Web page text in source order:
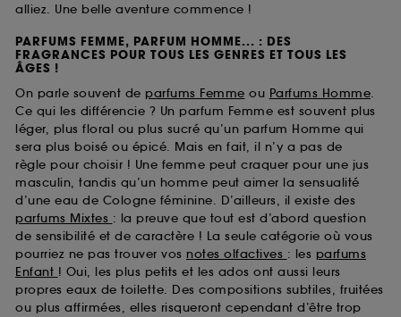
alliez. Une belle aventure commence !
PARFUMS FEMME, PARFUM HOMME... : DES
FRAGRANCES POUR TOUS LES GENRES ET TOUS LES
ÂGES !
On parle souvent de parfums Femme ou Parfums Homme.
Ce qui les différencie ? Un parfum Femme est souvent plus
léger, plus floral ou plus sucré qu’un parfum Homme qui
sera plus boisé ou épicé. Mais en fait, il n’y a pas de
règle pour choisir ! Une femme peut craquer pour une jus
masculin, tandis qu’un homme peut aimer la sensualité
d’une eau de Cologne féminine. D’ailleurs, il existe des
parfums Mixtes : la preuve que tout est d’abord question
de sensibilité et de caractère ! La seule catégorie où vous
pourriez ne pas trouver vos notes olfactives : les parfums
Enfant ! Oui, les plus petits et les ados ont aussi leurs
propres eaux de toilette. Des compositions subtiles, fruitées
ou plus affirmées, elles risqueront cependant d’être trop